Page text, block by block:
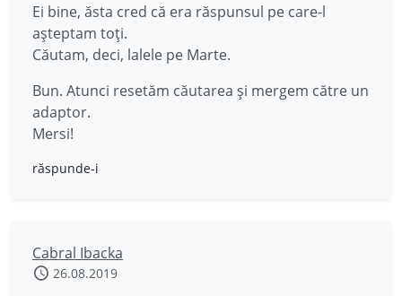
Ei bine, ăsta cred că era răspunsul pe care-l
așteptam toți.
Căutam, deci, lalele pe Marte.
Bun. Atunci resetăm căutarea și mergem către un
adaptor.
Mersi!
răspunde-i
Cabral Ibacka
26.08.2019